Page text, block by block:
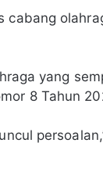
cabang
yang
8 Tahun